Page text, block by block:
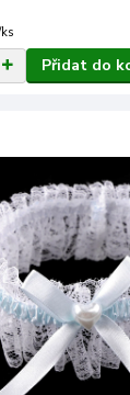
ks
Přidat do